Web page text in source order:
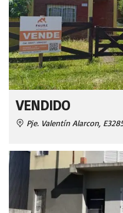
VENDIDO
Pje. Valentín Alarcon,